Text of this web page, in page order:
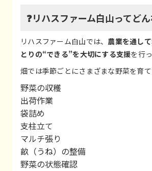
❓リハスファーム白山ってど
リハスファーム白山では、 農業を通し
とりの“できる”を大切にする支援を行
畑では季節ごとにさまざまな野菜を育て
野菜の収穫
出荷作業
袋詰め
支柱立て
マルチ張り
畝（うね）の整備
野菜の状態確認